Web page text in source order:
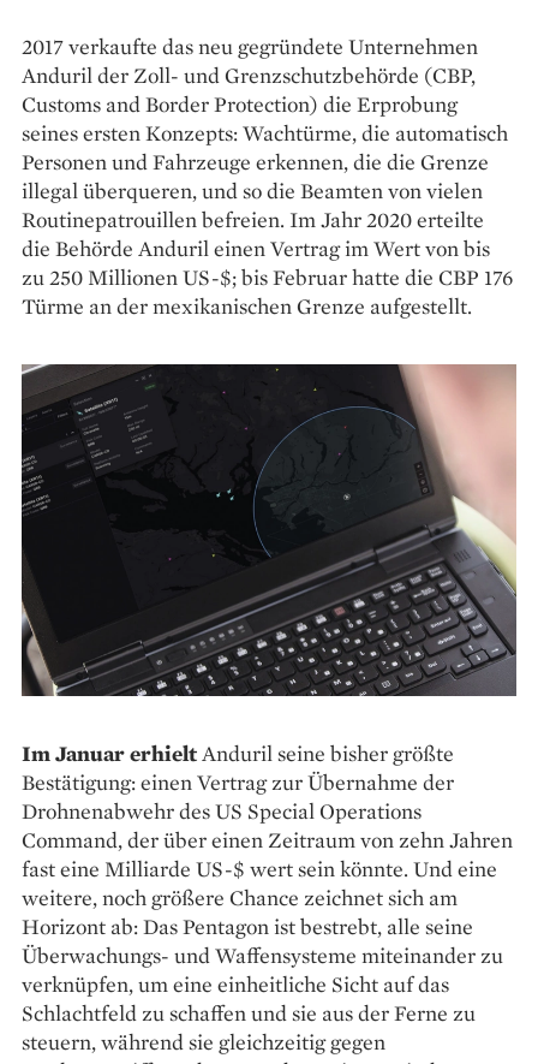
2017 verkaufte das neu gegründete Unternehmen
Anduril der Zoll- und Grenzschutzbehörde (CBP,
Customs and Border Protection) die Erprobung
seines ersten Konzepts: Wachtürme, die automatisch
Personen und Fahrzeuge erkennen, die die Grenze
illegal überqueren, und so die Beamten von vielen
Routinepatrouillen befreien. Im Jahr 2020 erteilte
die Behörde Anduril einen Vertrag im Wert von bis
zu 250 Millionen US-$; bis Februar hatte die CBP 176
Türme an der mexikanischen Grenze aufgestellt.
Im Januar erhieltAnduril seine bisher größte
Bestätigung: einen Vertrag zur Übernahme der
Drohnenabwehr des US Special Operations
Command, der über einen Zeitraum von zehn Jahren
fast eine Milliarde US-$ wert sein könnte. Und eine
weitere, noch größere Chance zeichnet sich am
Horizont ab: Das Pentagon ist bestrebt, alle seine
Überwachungs- und Waffensysteme miteinander zu
verknüpfen, um eine einheitliche Sicht auf das
Schlachtfeld zu schaffen und sie aus der Ferne zu
steuern, während sie gleichzeitig gegen